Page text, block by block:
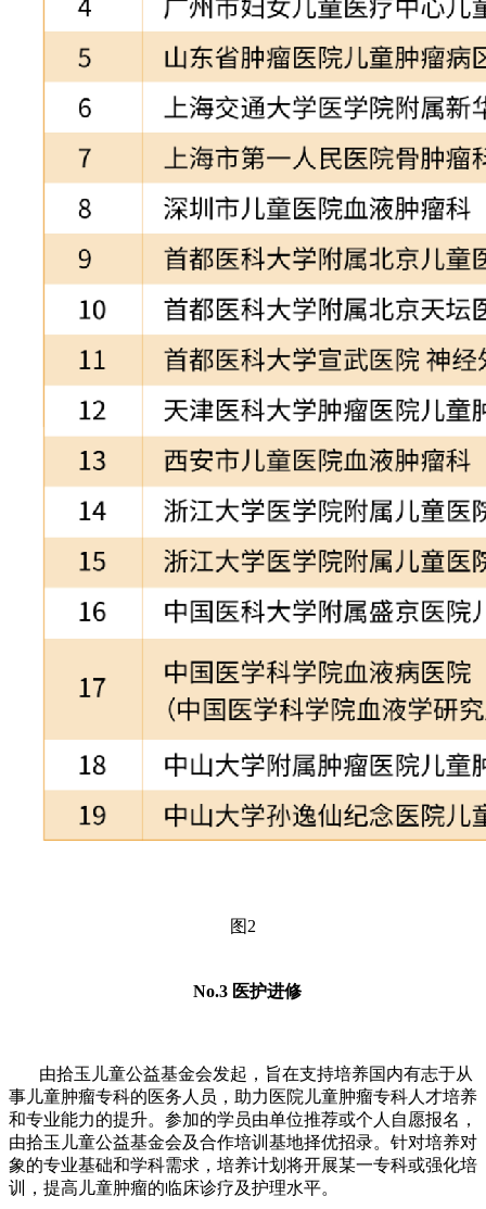
图2
No.3 医护进修
由拾玉儿童公益基金会发起，旨在支持培养国内有志于从
事儿童肿瘤专科的医务人员，助力医院儿童肿瘤专科人才培养
和专业能力的提升。参加的学员由单位推荐或个人自愿报名，
由拾玉儿童公益基金会及合作培训基地择优招录。针对培养对
象的专业基础和学科需求，培养计划将开展某一专科或强化培
训，提高儿童肿瘤的临床诊疗及护理水平。